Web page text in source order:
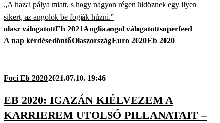
„A hazai pálya miatt, s hogy nagyon régen üldöznek egy ilyen
sikert, az angolok be fogják húzni.”
olasz válogatottEb 2021 Angliaangol válogatottsuperfeed
A nap kérdésedöntőOlaszországEuro 2020Eb 2020
Foci Eb 20202021.07.10. 19:46
EB 2020: IGAZÁN KIÉLVEZEM A
KARRIEREM UTOLSÓ PILLANATAIT –